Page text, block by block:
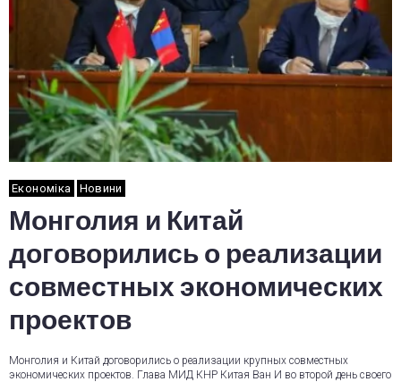
Економіка Новини
Монголия и Китай
договорились о реализации
совместных экономических
проектов
Монголия и Китай договорились о реализации крупных совместных
экономических проектов. Глава МИД КНР Китая Ван И во второй день своего